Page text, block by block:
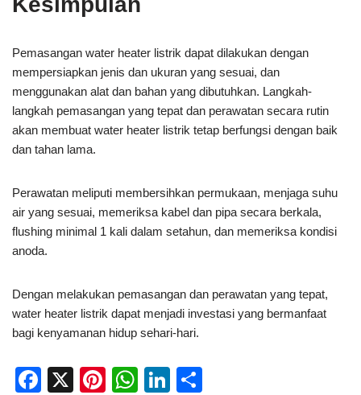
Pemasangan water heater listrik dapat dilakukan dengan
mempersiapkan jenis dan ukuran yang sesuai, dan
menggunakan alat dan bahan yang dibutuhkan. Langkah-
langkah pemasangan yang tepat dan perawatan secara rutin
akan membuat water heater listrik tetap berfungsi dengan baik
dan tahan lama.
Perawatan meliputi membersihkan permukaan, menjaga suhu
air yang sesuai, memeriksa kabel dan pipa secara berkala,
flushing minimal 1 kali dalam setahun, dan memeriksa kondisi
anoda.
Dengan melakukan pemasangan dan perawatan yang tepat,
water heater listrik dapat menjadi investasi yang bermanfaat
bagi kenyamanan hidup sehari-hari.
F
X
Pi
W
Li